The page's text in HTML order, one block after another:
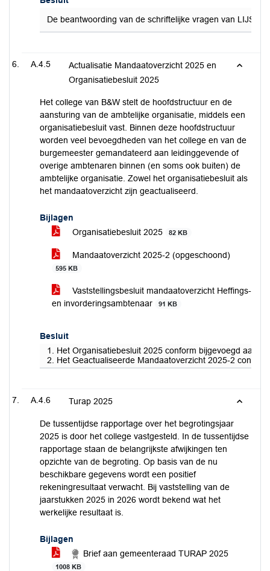
De beantwoording van de schriftelijke vragen van
A.4.5
Actualisatie Mandaatoverzicht 2025 en
Organisatiebesluit 2025
Het college van B&W stelt de hoofdstructuur en de
aansturing van de ambtelijke organisatie, middels een
organisatiebesluit vast. Binnen deze hoofdstructuur
worden veel bevoegdheden van het college en van de
burgemeester gemandateerd aan leidinggevende of
overige ambtenaren binnen (en soms ook buiten) de
ambtelijke organisatie. Zowel het organisatiebesluit als
het mandaatoverzicht zijn geactualiseerd.
Bijlagen
Organisatiebesluit 2025
82 KB
Mandaatoverzicht 2025-2 (opgeschoond)
595 KB
Vaststellingsbesluit mandaatoverzicht Heffings-
en invorderingsambtenaar
91 KB
Besluit
1. Het Organisatiebesluit 2025 conform bijgevoegd
2. Het Geactualiseerde Mandaatoverzicht 2025-2
A.4.6 Turap 2025
De tussentijdse rapportage over het begrotingsjaar
2025 is door het college vastgesteld. In de tussentijdse
rapportage staan de belangrijkste afwijkingen ten
opzichte van de begroting. Op basis van de nu
beschikbare gegevens wordt een positief
rekeningresultaat verwacht. Bij vaststelling van de
jaarstukken 2025 in 2026 wordt bekend wat het
werkelijke resultaat is.
Bijlagen
Brief aan gemeenteraad TURAP 2025
1008 KB